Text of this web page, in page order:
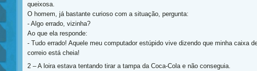
queixosa.
O homem, já bastante curioso com a situação, pergunta:
- Algo errado, vizinha?
Ao que ela responde:
- Tudo errado! Aquele meu computador estúpido vive dizendo que minha caixa
correio está cheia!
2 – A loira estava tentando tirar a tampa da Coca-Cola e não conseguia.